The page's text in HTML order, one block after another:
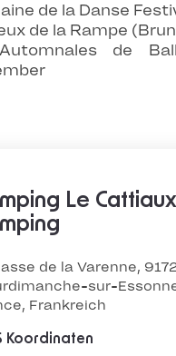
de la Danse
de la Rampe
de
Le
de la Varenne,
sur-
Frankreich
Koordinaten